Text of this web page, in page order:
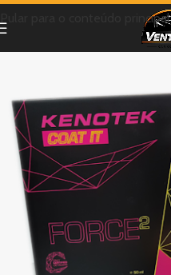
Pular para o conteúdo principal